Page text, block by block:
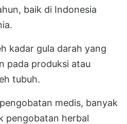
baik di Indonesia
kadar gula darah yang
pada produksi atau
tubuh.
medis, banyak
pengobatan herbal